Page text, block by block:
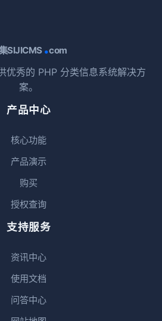
SIJICMS .com
优秀的 PHP 分类信息系统解决方
案。
产品中心
核心功能
产品演示
购买
授权查询
支持服务
资讯中心
使用文档
问答中心